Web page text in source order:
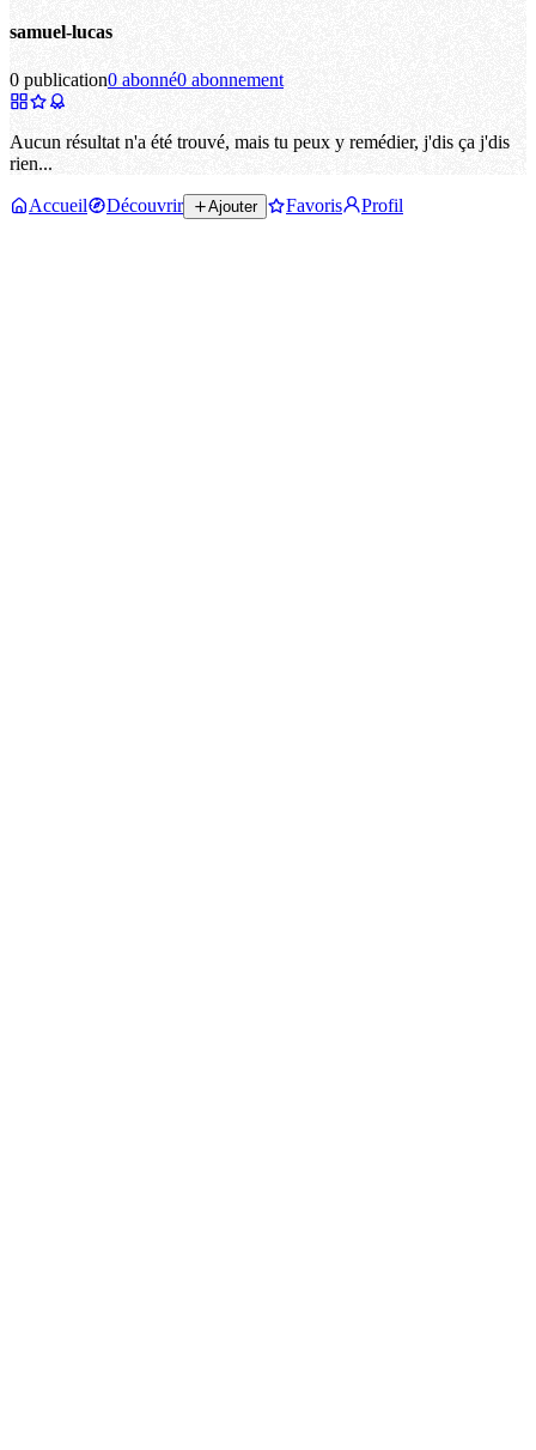
samuel-lucas
0 publication0 abonné0 abonnement
Aucun résultat n'a été trouvé, mais tu peux y remédier, j'dis ça j'dis
rien...
Accueil Découvrir Ajouter Favoris Profil